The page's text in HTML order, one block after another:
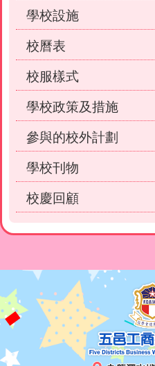
學校設施
校曆表
校服樣式
學校政策及措施
參與的校外計劃
學校刊物
校慶回顧